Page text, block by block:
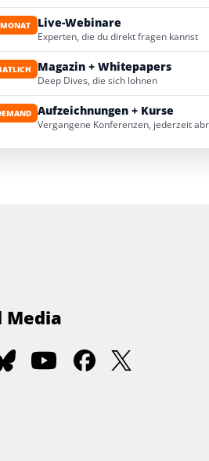
Live-Webinare
Experten, die du direkt fragen kannst
Magazin + Whitepapers
Deep Dives, die sich lohnen
Aufzeichnungen + Kurse
Vergangene Konferenzen, jederzeit
Media
Software
Architecture
Software
Architecture
Software
Architecture